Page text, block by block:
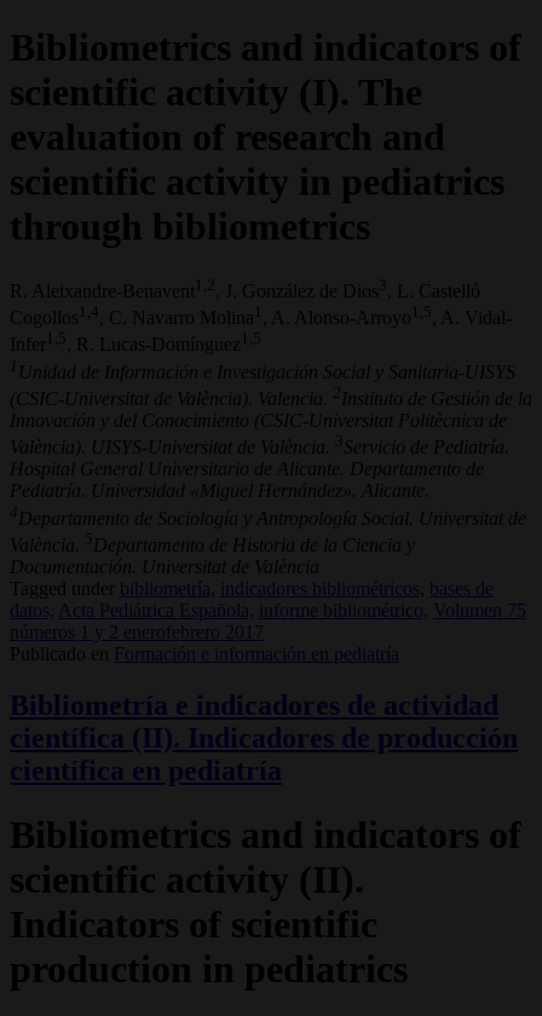
Bibliometrics and indicators of
scientific activity (I). The
evaluation of research and
scientific activity in pediatrics
through bibliometrics
R. Aleixandre-Benavent 1,2 , J. González de Dios 3
, L. Castelló
Cogollos 1,4 , C. Navarro Molina 1 , A. Alonso-Arroyo 1,5
, A. Vidal-
Infer 1,5 , R. Lucas-Domínguez 1,5
1 Unidad de Información e Investigación Social y Sanitaria-UISYS
(CSIC-Universitat de València). Valencia.
2 Instituto de Gestión de la
Innovación y del Conocimiento (CSIC-Universitat Politècnica de
València). UISYS-Universitat de València.
3 Servicio de Pediatría.
Hospital General Universitario de Alicante. Departamento de
Pediatría. Universidad «Miguel Hernández». Alicante.
4 Departamento de Sociología y Antropología Social. Universitat de
València. 5 Departamento de Historia de la Ciencia y
Documentación. Universitat de València
Tagged under
bibliometría, indicadores bibliométricos, bases de
datos,
Acta Pediátrica Española, informe bibliométrico,
Volumen 75
números 1 y 2 enerofebrero 2017
Publicado en
Formación e información en pediatría
Bibliometría e indicadores de actividad
científica (II). Indicadores de producción
científica en pediatría
Bibliometrics and indicators of
scientific activity (II).
Indicators of scientific
production in pediatrics